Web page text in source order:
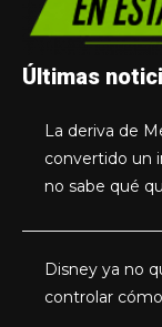
Últimas
La deriva de
convertido un
no sabe qué
Disney ya no
controlar